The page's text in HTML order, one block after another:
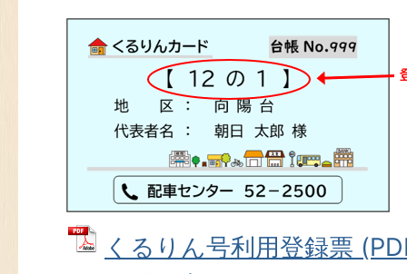
くるりん号利用登録票